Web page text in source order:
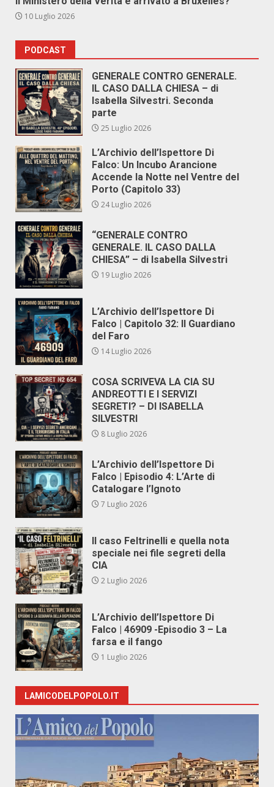
10 Luglio 2026
PODCAST
GENERALE CONTRO GENERALE.
IL CASO DALLA CHIESA – di
Isabella Silvestri. Seconda
parte
25 Luglio 2026
L’Archivio dell’Ispettore Di
Falco: Un Incubo Arancione
Accende la Notte nel Ventre del
Porto (Capitolo 33)
24 Luglio 2026
“GENERALE CONTRO
GENERALE. IL CASO DALLA
CHIESA” – di Isabella Silvestri
19 Luglio 2026
L’Archivio dell’Ispettore Di
Falco | Capitolo 32: Il Guardiano
del Faro
14 Luglio 2026
COSA SCRIVEVA LA CIA SU
ANDREOTTI E I SERVIZI
SEGRETI? – DI ISABELLA
SILVESTRI
8 Luglio 2026
L’Archivio dell’Ispettore Di
Falco | Episodio 4: L’Arte di
Catalogare l’Ignoto
7 Luglio 2026
Il caso Feltrinelli e quella nota
speciale nei file segreti della
CIA
2 Luglio 2026
L’Archivio dell’Ispettore Di
Falco | 46909 -Episodio 3 – La
farsa e il fango
1 Luglio 2026
LAMICODELPOPOLO.IT